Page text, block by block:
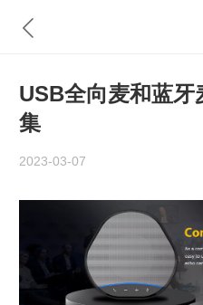
USB全向麦和蓝
集
2023-03-07